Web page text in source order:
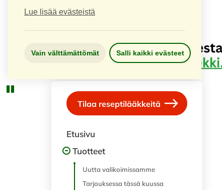
Lue lisää evästeistä
Vain välttämättömät Salli kaikki evästeet
Tilaa reseptilääkkeitä
Etusivu
Tuotteet
Uutta valikoimissamme
Tarjouksessa tässä kuussa